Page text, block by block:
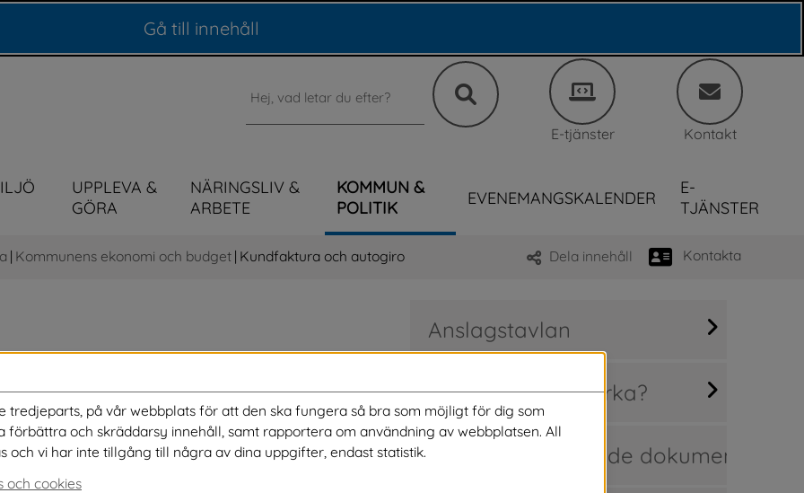
Gå till innehåll
Sök
E-tjänster Kontakt
UPPLEVA &
GÖRA
NÄRINGSLIV &
ARBETE
KOMMUN &
POLITIK
EVENEMANGSKALENDER
E-
TJÄNSTER
| Kommunens ekonomi och budget | Kundfaktura och autogiro Dela innehåll Kontakta
via e-post, direkt till din bank eller till
via autogiro. Genom att välja en digital
försvinner, för att missa att betala eller för
Anslagstavlan
Hur kan jag påverka?
Regler och styrande dokument
tredjeparts, på vår webbplats för att den ska fungera så bra som möjligt för dig som
förbättra och skräddarsy innehåll, samt rapportera om användning av webbplatsen. All
och vi har inte tillgång till några av dina uppgifter, endast statistik.
och cookies